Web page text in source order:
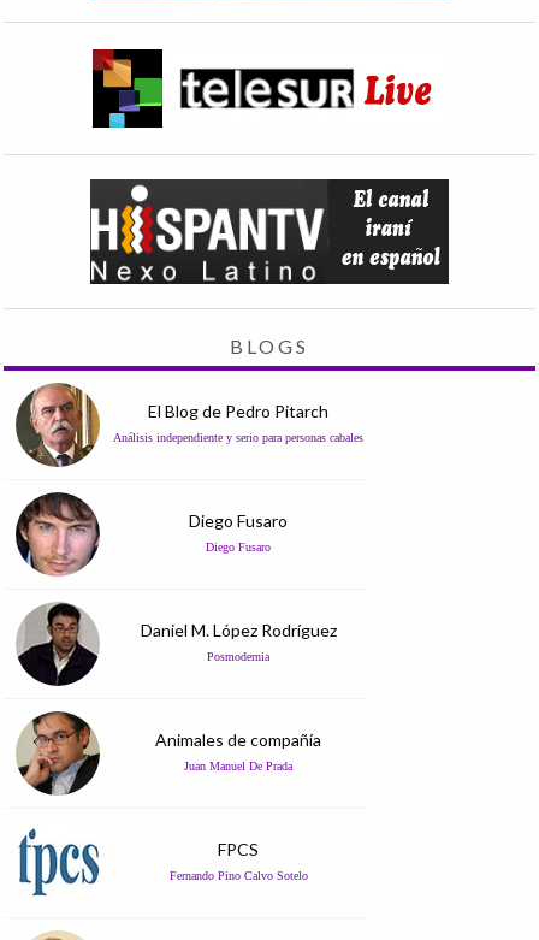
BLOGS
El Blog de Pedro Pitarch
Análisis independiente y serio para personas cabales
Diego Fusaro
Diego Fusaro
Daniel M. López Rodríguez
Posmodernia
Animales de compañía
Juan Manuel De Prada
FPCS
Fernando Pino Calvo Sotelo